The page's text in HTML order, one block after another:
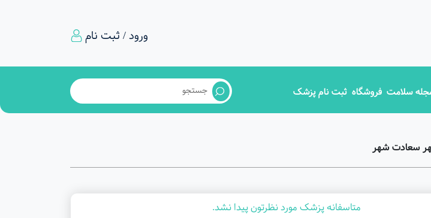
ورود / ثبت نام
سلامت فروشگاه ثبت نام پزشک
سعادت شهر
متاسفانه پزشک مورد نظرتون پیدا نشد.